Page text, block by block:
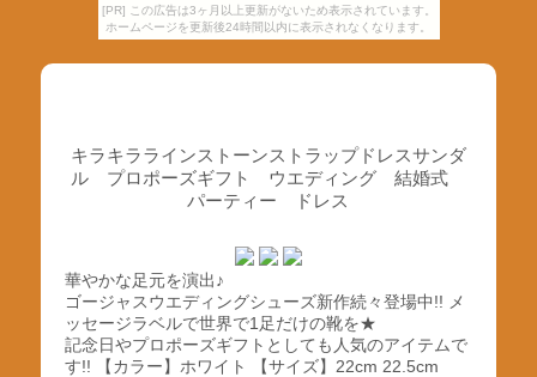
[PR] この広告は3ヶ月以上更新がないため表示されています。
ホームページを更新後24時間以内に表示されなくなります。
キラキララインストーンストラップドレスサンダ
ル プロポーズギフト ウエディング 結婚式
パーティー ドレス
華やかな足元を演出♪
ゴージャスウエディングシューズ新作続々登場中!! メ
ッセージラベルで世界で1足だけの靴を★
記念日やプロポーズギフトとしても人気のアイテムで
す!! 【カラー】ホワイト 【サイズ】22cm 22.5cm